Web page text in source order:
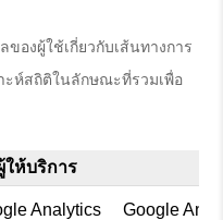
องผู้ใช้เกี่ยวกับเส้นทางการ
ะห์สถิติในลักษณะที่รวมเพื่อ
ให้บริการ
Analytics Google